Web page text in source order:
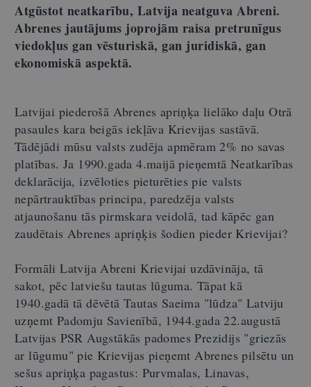
Atgūstot neatkarību, Latvija neatguva Abreni.
Abrenes jautājums joprojām raisa pretrunīgus
viedokļus gan vēsturiskā, gan juridiskā, gan
ekonomiskā aspektā.
Latvijai piederošā Abrenes apriņķa lielāko daļu Otrā
pasaules kara beigās iekļāva Krievijas sastāvā.
Tādējādi mūsu valsts zudēja apmēram 2% no savas
platības. Ja 1990.gada 4.maijā pieņemtā Neatkarības
deklarācija, izvēloties pieturēties pie valsts
nepārtrauktības principa, paredzēja valsts
atjaunošanu tās pirmskara veidolā, tad kāpēc gan
zaudētais Abrenes apriņķis šodien pieder Krievijai?
Formāli Latvija Abreni Krievijai uzdāvināja, tā
sakot, pēc latviešu tautas lūguma. Tāpat kā
1940.gadā tā dēvētā Tautas Saeima "lūdza" Latviju
uzņemt Padomju Savienībā, 1944.gada 22.augustā
Latvijas PSR Augstākās padomes Prezidijs "griezās
ar lūgumu" pie Krievijas pieņemt Abrenes pilsētu un
sešus apriņķa pagastus: Purvmalas, Linavas,